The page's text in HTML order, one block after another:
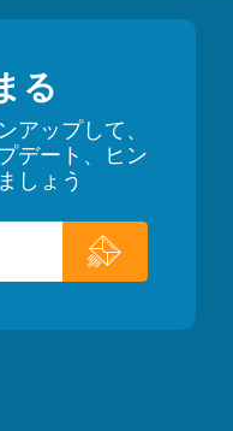
る
アップして、
デート、ヒン
しょう